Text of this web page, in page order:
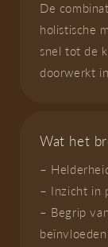
De
holistische
snel tot de
doorwerkt
Wat het
–
– Inzicht in
– Begrip
beïnvloeden